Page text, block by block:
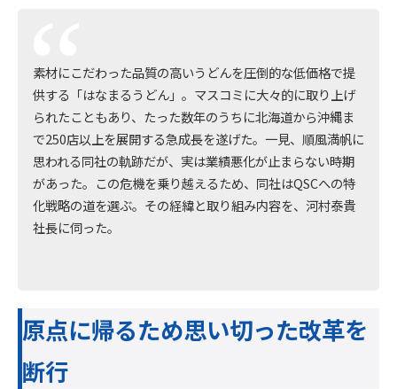
素材にこだわった品質の高いうどんを圧倒的な低価格で提
供する「はなまるうどん」。マスコミに大々的に取り上げ
られたこともあり、たった数年のうちに北海道から沖縄ま
で250店以上を展開する急成長を遂げた。一見、順風満帆に
思われる同社の軌跡だが、実は業績悪化が止まらない時期
があった。この危機を乗り越えるため、同社はQSCへの特
化戦略の道を選ぶ。その経緯と取り組み内容を、河村泰貴
社長に伺った。
原点に帰るため思い切った改革を
断行